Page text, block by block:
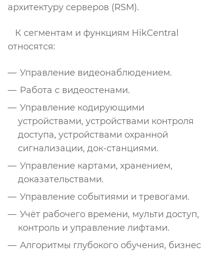
архитектуру серверов (RSM).
К сегментам и функциям HikCentral
относятся:
Управление видеонаблюдением.
Работа с видеостенами.
Управление кодирующими
устройствами, устройствами контроля
доступа, устройствами охранной
сигнализации, док-станциями.
Управление картами, хранением,
доказательствами.
Управление событиями и тревогами.
Учёт рабочего времени, мульти доступ,
контроль и управление лифтами.
Алгоритмы глубокого обучения, бизнес